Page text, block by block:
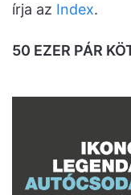
írja az Index.
50 EZER PÁR